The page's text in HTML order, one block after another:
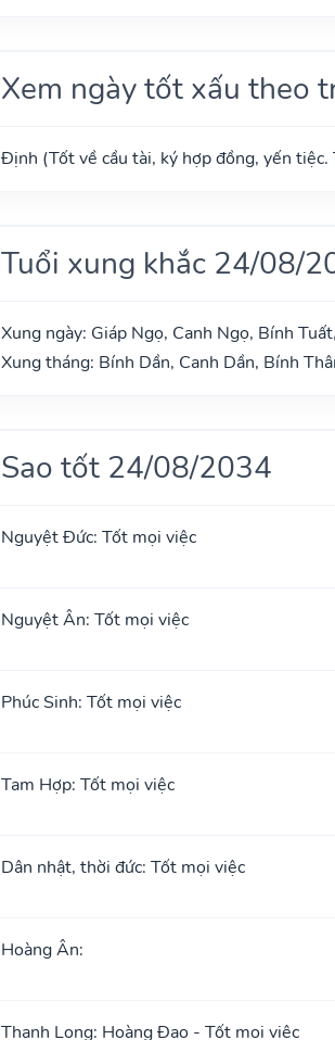
Xem ngày tốt xấu theo
Định (Tốt về cầu tài, ký hợp đồng, yến
Tuổi xung khắc 24/08/
Xung ngày: Giáp Ngọ, Canh Ngọ, Bính
Xung tháng: Bính Dần, Canh Dần, Bính
Sao tốt 24/08/2034
Nguyệt Đức: Tốt mọi việc
Nguyệt Ân: Tốt mọi việc
Phúc Sinh: Tốt mọi việc
Tam Hợp: Tốt mọi việc
Dân nhật, thời đức: Tốt mọi việc
Hoàng Ân:
Thanh Long: Hoàng Đạo - Tốt mọi việc